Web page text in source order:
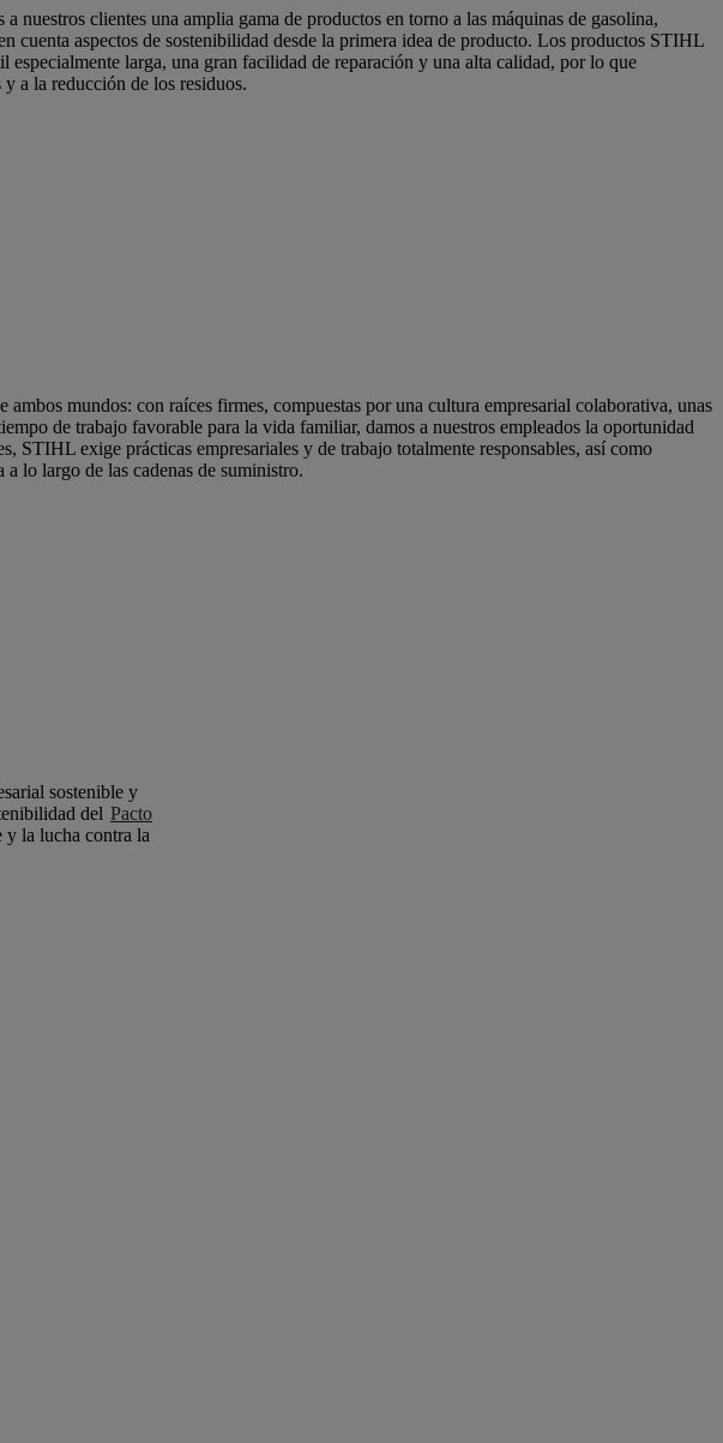
nuestros clientes una amplia gama de productos en torno a las máquinas de gasolina,
cuenta aspectos de sostenibilidad desde la primera idea de producto. Los productos STIHL
especialmente larga, una gran facilidad de reparación y una alta calidad, por lo que
a la reducción de los residuos.
ambos mundos: con raíces firmes, compuestas por una cultura empresarial colaborativa, unas
de trabajo favorable para la vida familiar, damos a nuestros empleados la oportunidad
STIHL exige prácticas empresariales y de trabajo totalmente responsables, así como
lo largo de las cadenas de suministro.
sostenible y
del Pacto
y la lucha contra la